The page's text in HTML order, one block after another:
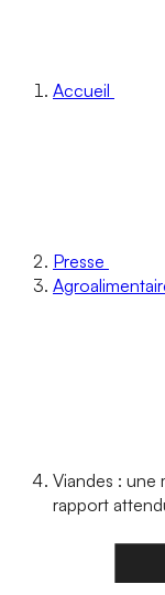
Accueil
Presse
Viandes : une
rapport